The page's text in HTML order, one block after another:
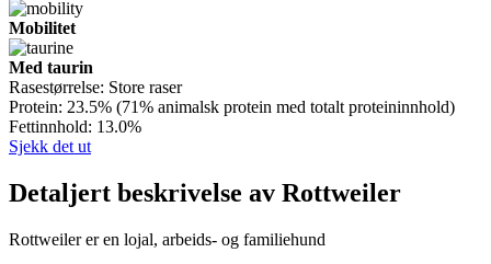
Mobilitet
Med taurin
Rasestørrelse: Store raser
Protein: 23.5% (71% animalsk protein med totalt proteininnhold)
Fettinnhold: 13.0%
Sjekk det ut
Detaljert beskrivelse av Rottweiler
Rottweiler er en lojal, arbeids- og familiehund